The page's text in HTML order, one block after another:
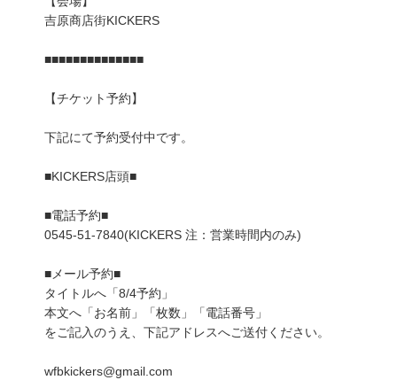
吉原商店街KICKERS
■■■■■■■■■■■■■■
【チケット予約】
下記にて予約受付中です。
■KICKERS店頭■
■電話予約■
0545-51-7840(KICKERS 注：営業時間内のみ)
■メール予約■
タイトルへ「8/4予約」
本文へ「お名前」「枚数」「電話番号」
をご記入のうえ、下記アドレスへご送付ください。
wfbkickers@gmail.com